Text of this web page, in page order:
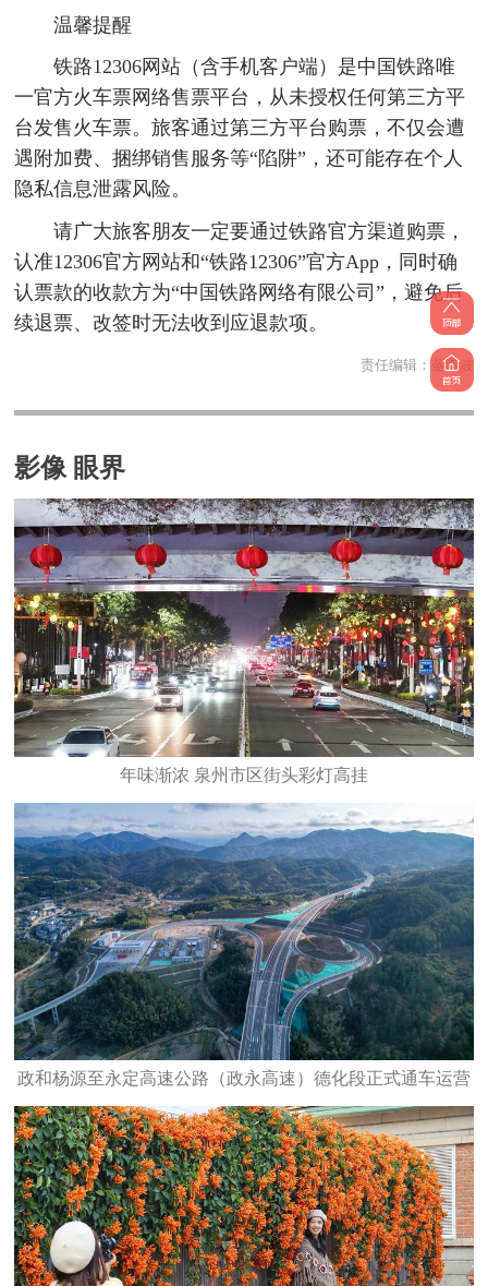
温馨提醒
铁路12306网站（含手机客户端）是中国铁路唯
一官方火车票网络售票平台，从未授权任何第三方平
台发售火车票。旅客通过第三方平台购票，不仅会遭
遇附加费、捆绑销售服务等“陷阱”，还可能存在个人
隐私信息泄露风险。
请广大旅客朋友一定要通过铁路官方渠道购票，
认准12306官方网站和“铁路12306”官方App，同时确
认票款的收款方为“中国铁路网络有限公司”，避免后
续退票、改签时无法收到应退款项。
责任编辑： 蓝海波
影像 眼界
年味渐浓 泉州市区街头彩灯高挂
政和杨源至永定高速公路（政永高速）德化段正式通车运营